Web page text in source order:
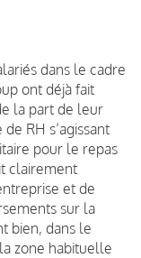
dans le cadre
ont déjà fait
la part de leur
RH s’agissant
pour le repas
clairement
et de
sur la
bien, dans le
zone habituelle